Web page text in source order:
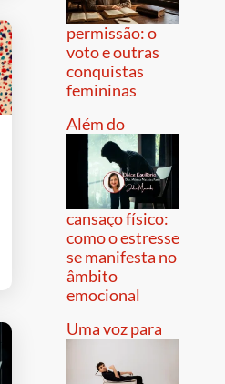
permissão: o
voto e outras
conquistas
femininas
Além do
cansaço físico:
como o estresse
se manifesta no
âmbito
emocional
Uma voz para